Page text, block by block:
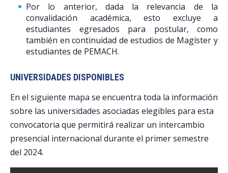
Por lo anterior, dada la relevancia de la
convalidación académica, esto excluye a
estudiantes egresados para postular, como
también en continuidad de estudios de Magíster y
estudiantes de PEMACH.
UNIVERSIDADES DISPONIBLES
En el siguiente mapa se encuentra toda la información
sobre las universidades asociadas elegibles para esta
convocatoria que permitirá realizar un intercambio
presencial internacional durante el primer semestre
del 2024.